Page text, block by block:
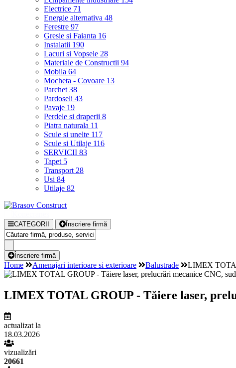
Electrice 71
Energie alternativa 48
Ferestre 97
Gresie si Faianta 16
Instalatii 190
Lacuri si Vopsele 28
Materiale de Constructii 94
Mobila 64
Mocheta - Covoare 13
Parchet 38
Pardoseli 43
Pavaje 19
Perdele si draperii 8
Piatra naturala 11
Scule si unelte 117
Scule si Utilaje 116
SERVICII 83
Tapet 5
Transport 28
Usi 84
Utilaje 82
CATEGORII Înscriere firmă
Înscriere firmă
Home Amenajari interioare si exterioare Balustrade LIMEX
LIMEX TOTAL GROUP - Tăiere laser,
actualizat la
18.03.2026
vizualizări
20661